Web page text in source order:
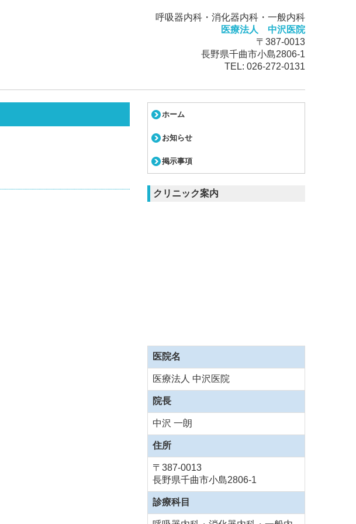
呼吸器内科・消化器内科・一般内科
医療法人 中沢医院
〒387-0013
長野県千曲市小島2806-1
TEL: 026-272-0131
ホーム
お知らせ
掲示事項
クリニック案内
医院名
医療法人 中沢医院
院長
中沢 一朗
住所
〒387-0013
長野県千曲市小島2806-1
診療科目